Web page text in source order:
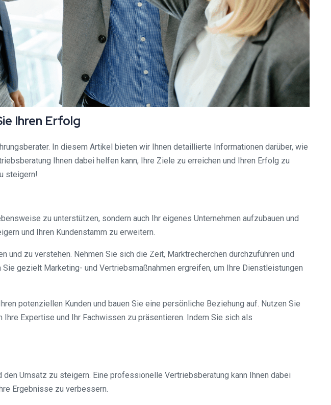
Ihren Erfolg
In diesem Artikel bieten wir Ihnen detaillierte Informationen darüber, wie
Ihnen dabei helfen kann, Ihre Ziele zu erreichen und Ihren Erfolg zu
steigern!
zu unterstützen, sondern auch Ihr eigenes Unternehmen aufzubauen und
und Ihren Kundenstamm zu erweitern.
zu verstehen. Nehmen Sie sich die Zeit, Marktrecherchen durchzuführen und
gezielt Marketing- und Vertriebsmaßnahmen ergreifen, um Ihre Dienstleistungen
potenziellen Kunden und bauen Sie eine persönliche Beziehung auf. Nutzen Sie
Expertise und Ihr Fachwissen zu präsentieren. Indem Sie sich als
Umsatz zu steigern. Eine professionelle Vertriebsberatung kann Ihnen dabei
Ergebnisse zu verbessern.